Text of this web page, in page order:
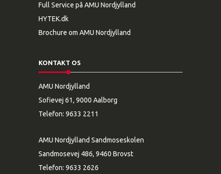
Full Service på AMU Nordjylland
HYTEK.dk
Brochure om AMU Nordjylland
KONTAKT OS
AMU Nordjylland
Sofievej 61, 9000 Aalborg
Telefon: 9633 2211
AMU Nordjylland Sandmoseskolen
Sandmosevej 486, 9460 Brovst
Telefon: 9633 2626